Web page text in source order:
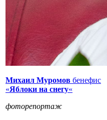
Михаил Муромов бенефис
«Яблоки на снегу«
фоторепортаж